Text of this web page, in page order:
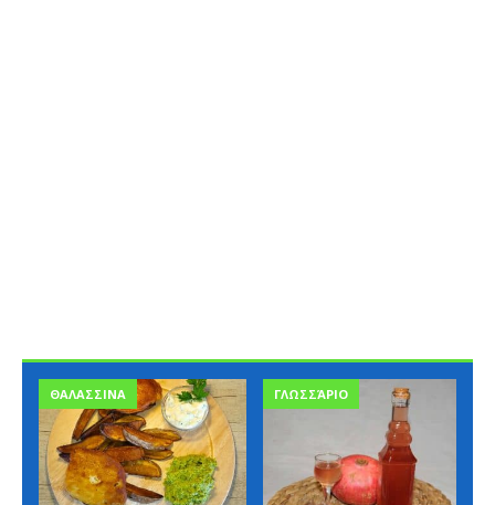
ΘΑΛΑΣΣΙΝΑ ΓΛΩΣΣΆΡΙΟ